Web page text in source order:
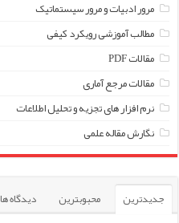
مرور ادبیات و مرور سیستماتیک
مطالب آموزشی رویکرد کیفی
مقالات PDF
مقالات مرجع آماری
نرم افزار های تجزیه و تحلیل اطلاعات
نگارش مقاله علمی
جدیدترین محبوبترین دیدگاه ها